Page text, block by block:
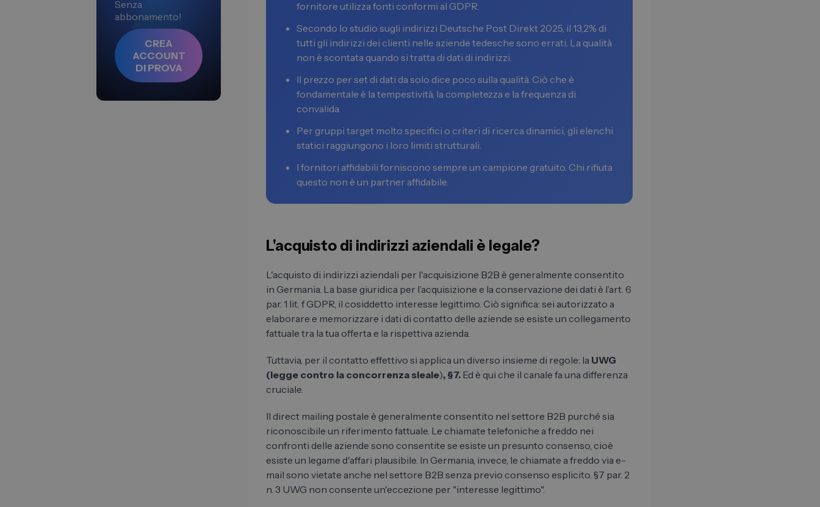
Senza
abbonamento!
CREA
ACCOUNT
DI PROVA
fornitore utilizza fonti conformi al GDPR.
Secondo lo studio sugli indirizzi Deutsche Post Direkt 2025, il 13,2% di
tutti gli indirizzi dei clienti nelle aziende tedesche sono errati. La qualità
non è scontata quando si tratta di dati di indirizzi.
Il prezzo per set di dati da solo dice poco sulla qualità. Ciò che è
fondamentale è la tempestività, la completezza e la frequenza di
convalida.
Per gruppi target molto specifici o criteri di ricerca dinamici, gli elenchi
statici raggiungono i loro limiti strutturali.
I fornitori affidabili forniscono sempre un campione gratuito. Chi rifiuta
questo non è un partner affidabile.
L'acquisto di indirizzi aziendali è legale?
L'acquisto di indirizzi aziendali per l'acquisizione B2B è generalmente consentito
in Germania. La base giuridica per l’acquisizione e la conservazione dei dati è l’art. 6
par. 1 lit. f GDPR, il cosiddetto interesse legittimo. Ciò significa: sei autorizzato a
elaborare e memorizzare i dati di contatto delle aziende se esiste un collegamento
fattuale tra la tua offerta e la rispettiva azienda.
Tuttavia, per il contatto effettivo si applica un diverso insieme di regole: la UWG
(legge contro la concorrenza sleale), §7. Ed è qui che il canale fa una differenza
cruciale.
Il direct mailing postale è generalmente consentito nel settore B2B purché sia ​​
riconoscibile un riferimento fattuale. Le chiamate telefoniche a freddo nei
confronti delle aziende sono consentite se esiste un presunto consenso, cioè
esiste un legame d'affari plausibile. In Germania, invece, le chiamate a freddo via e-
mail sono vietate anche nel settore B2B senza previo consenso esplicito. §7 par. 2
n. 3 UWG non consente un'eccezione per "interesse legittimo".